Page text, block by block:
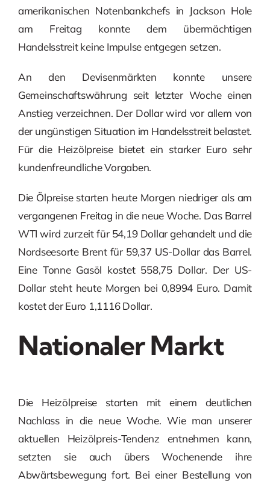
amerikanischen Notenbankchefs in Jackson Hole
am Freitag konnte dem übermächtigen
Handelsstreit keine Impulse entgegen setzen.
An den Devisenmärkten konnte unsere
Gemeinschaftswährung seit letzter Woche einen
Anstieg verzeichnen. Der Dollar wird vor allem von
der ungünstigen Situation im Handelsstreit belastet.
Für die Heizölpreise bietet ein starker Euro sehr
kundenfreundliche Vorgaben.
Die Ölpreise starten heute Morgen niedriger als am
vergangenen Freitag in die neue Woche. Das Barrel
WTI wird zurzeit für 54,19 Dollar gehandelt und die
Nordseesorte Brent für 59,37 US-Dollar das Barrel.
Eine Tonne Gasöl kostet 558,75 Dollar. Der US-
Dollar steht heute Morgen bei 0,8994 Euro. Damit
kostet der Euro 1,1116 Dollar.
Nationaler Markt
Die Heizölpreise starten mit einem deutlichen
Nachlass in die neue Woche. Wie man unserer
aktuellen Heizölpreis-Tendenz entnehmen kann,
setzten sie auch übers Wochenende ihre
Abwärtsbewegung fort. Bei einer Bestellung von